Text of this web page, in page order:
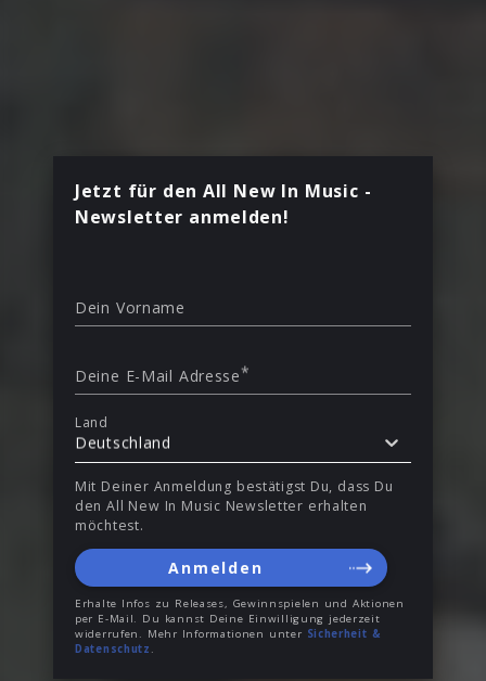
Jetzt für den All New In Music -
Newsletter anmelden!
Dein Vorname
Deine E-Mail Adresse*
Land
Deutschland
Mit Deiner Anmeldung bestätigst Du, dass Du
den All New In Music Newsletter erhalten
möchtest.
Anmelden
Erhalte Infos zu Releases, Gewinnspielen und Aktionen
per E-Mail. Du kannst Deine Einwilligung jederzeit
widerrufen. Mehr Informationen unter Sicherheit &
Datenschutz .